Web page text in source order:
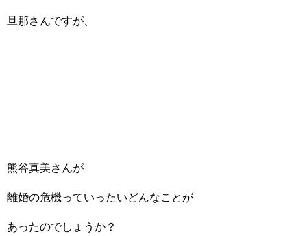
旦那さんですが、
熊谷真美さんが
離婚の危機っていったいどんなことが
あったのでしょうか？